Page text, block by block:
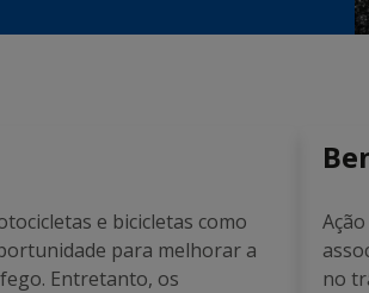
e bicicletas como
para melhorar a
Entretanto, os
no